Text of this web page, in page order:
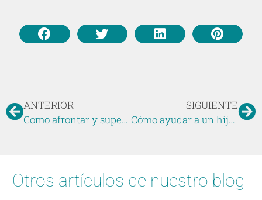
ANTERIOR
Como afrontar y superar una separación
SIGUIENTE
Cómo ayudar a un hijo con disfemia. Cómo tratar la tartamudez infantil.
Otros artículos de nuestro blog